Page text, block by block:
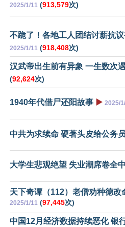
2025/1/11 (913,579次)
不跪了！各地工人团结讨薪抗议
2025/1/11 (918,408次)
汉武帝出生前有异象 一生数次
(92,624次)
1940年代借尸还阳故事 ▶️ 2025/
中共为求续命 硬著头皮给公务
大学生悲观绝望 失业潮席卷全
天下奇谭（112）老僧劝种德改
2025/1/11 (97,445次)
中国12月经济数据持续恶化 银